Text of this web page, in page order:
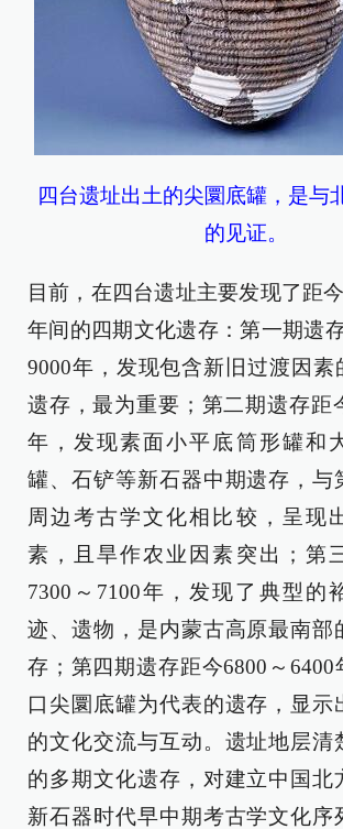
四台遗址出土的尖圜底罐，是与
的见证。
目前，在四台遗址主要发现了距
年间的四期文化遗存：第一期遗
9000年，发现包含新旧过渡因素
遗存，最为重要；第二期遗存距
年，发现素面小平底筒形罐和
罐、石铲等新石器中期遗存，与
周边考古学文化相比较，呈现
素，且旱作农业因素突出；第
7300～7100年，发现了典型的
迹、遗物，是内蒙古高原最南部
存；第四期遗存距今6800～6400
口尖圜底罐为代表的遗存，显示
的文化交流与互动。遗址地层清
的多期文化遗存，对建立中国北
新石器时代早中期考古学文化序